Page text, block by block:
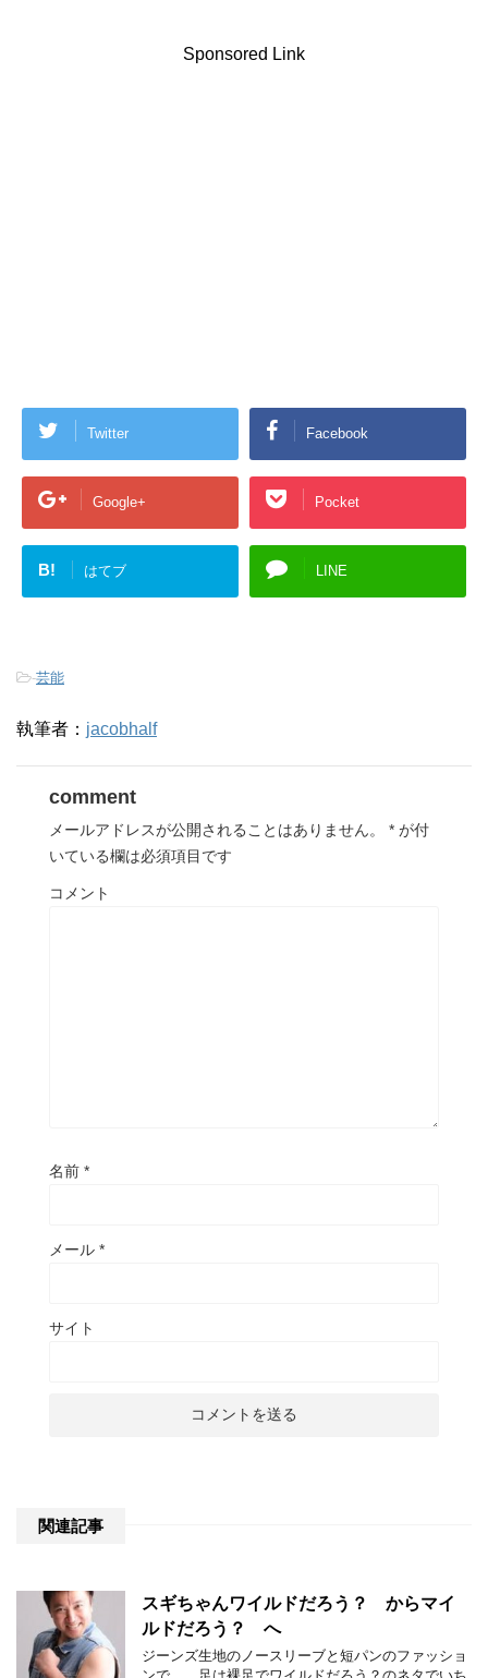
Sponsored Link
Twitter Facebook
Google+ Pocket
B! はてブ LINE
-芸能
執筆者： jacobhalf
comment
メールアドレスが公開されることはありません。 * が付
いている欄は必須項目です
コメント
名前 *
メール *
サイト
関連記事
スギちゃんワイルドだろう？ からマイ
ルドだろう？ へ
ジーンズ生地のノースリーブと短パンのファッショ